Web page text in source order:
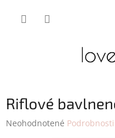
Riflové
Priemerné
Neohodnotené